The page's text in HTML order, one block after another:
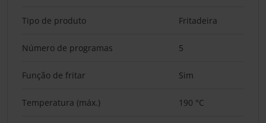
Tipo de produto Fritadeira
Número de programas 5
Função de fritar Sim
Temperatura (máx.) 190 °C